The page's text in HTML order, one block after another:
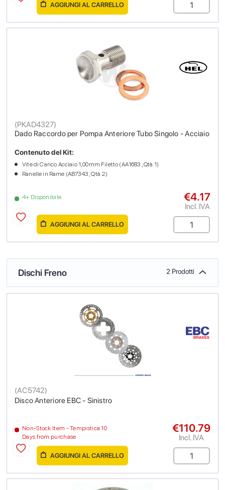
AGGIUNGI AL CARRELLO
Dado Raccordo per Pompa Anteriore Tubo Singolo - Acciaio
(PKAD4327)
4+ Disponibile
Contenuto del Kit:
Vite di Carico Acciaio 1,00mm Filetto (AA1683 , Qtà 1)
Ranelle in Rame (AB7343 , Qtà 2)
€4.17
Incl. IVA
AGGIUNGI AL CARRELLO
Dischi Freno 2 Prodotti
Disco Anteriore EBC - Sinistro
(AC5742)
Non-Stock Item - Tempistica 10
Days from purchase
€110.79
Incl. IVA
AGGIUNGI AL CARRELLO